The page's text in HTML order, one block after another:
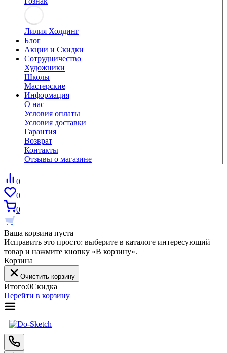
Лилия Холдинг
Блог
Акции и Скидки
Сотрудничество
Художники
Школы
Мастерские
Информация
О нас
Условия оплаты
Условия доставки
Гарантия
Возврат
Контакты
Отзывы о магазине
0
0
0
Ваша корзина пуста
Исправить это просто: выберите в каталоге интересующий
товар и нажмите кнопку «В корзину».
Корзина
Очистить корзину
Итого:0Скидка
Перейти в корзину